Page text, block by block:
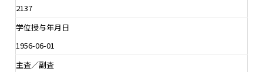
2137
学位授与年月日
1956-06-01
主査／副査